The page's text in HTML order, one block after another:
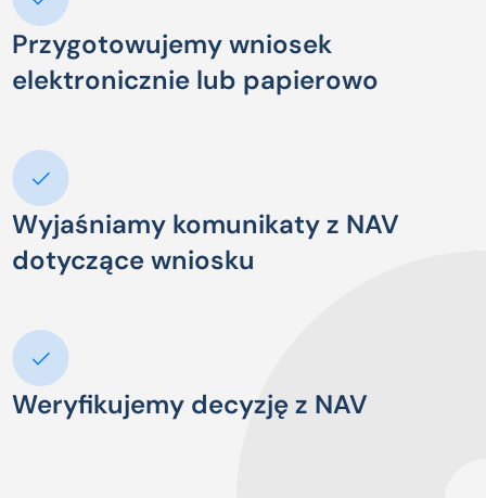
Przygotowujemy wniosek
elektronicznie lub papierowo
Wyjaśniamy komunikaty z NAV
dotyczące wniosku
Weryfikujemy decyzję z NAV